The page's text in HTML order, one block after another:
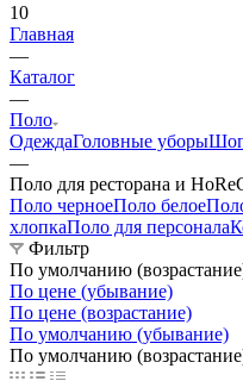
10
Главная
—
Каталог
—
Поло
ОдеждаГоловные уборы
—
Поло для ресторана и
Поло черноеПоло белое
хлопкаПоло для персонала
Фильтр
По умолчанию
По цене (убывание)
По цене (возрастание)
По умолчанию (убывание)
По умолчанию